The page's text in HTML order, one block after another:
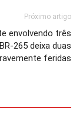
Próximo artigo
envolvendo três
265 deixa duas
feridas